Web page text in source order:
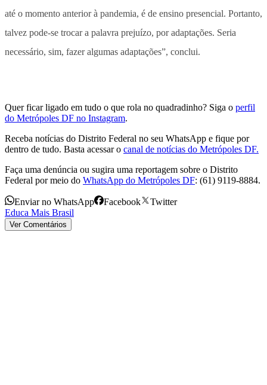
até o momento anterior à pandemia, é de ensino presencial. Portanto,
talvez pode-se trocar a palavra prejuízo, por adaptações. Seria
necessário, sim, fazer algumas adaptações”, conclui.
Quer ficar ligado em tudo o que rola no quadradinho? Siga o perfil
do Metrópoles DF no Instagram.
Receba notícias do Distrito Federal no seu WhatsApp e fique por
dentro de tudo. Basta acessar o canal de notícias do Metrópoles DF.
Faça uma denúncia ou sugira uma reportagem sobre o Distrito
Federal por meio do WhatsApp do Metrópoles DF: (61) 9119-8884.
Enviar no WhatsApp Facebook
Twitter
Educa Mais Brasil
Ver Comentários